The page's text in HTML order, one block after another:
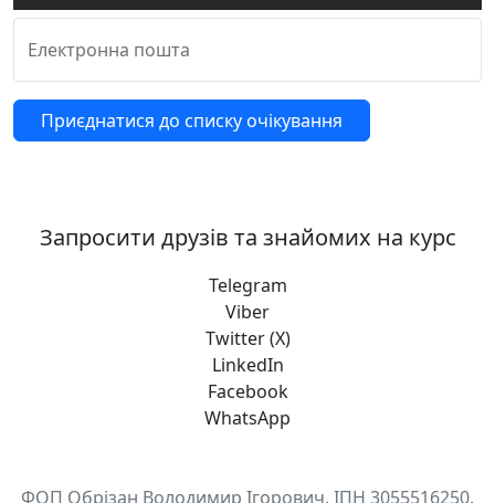
Електронна пошта
Приєднатися до списку очікування
Запросити друзів та знайомих на курс
Telegram
Viber
Twitter (X)
LinkedIn
Facebook
WhatsApp
ФОП Обрізан Володимир Ігорович, ІПН 3055516250.